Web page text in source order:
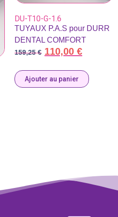
DU-T10-G-1.6
TUYAUX P.A.S pour DURR
DENTAL COMFORT
159,25€ 110,00 €
Ajouter au panier